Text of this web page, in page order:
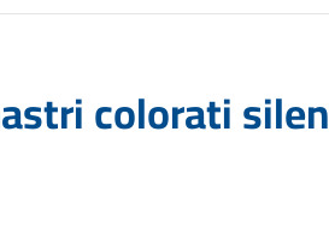
colorati